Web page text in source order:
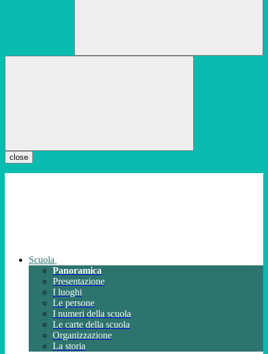
close
Scuola
Panoramica
Presentazione
I luoghi
Le persone
I numeri della scuola
Le carte della scuola
Organizzazione
La storia